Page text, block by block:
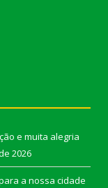
e muita alegria
2026
a nossa cidade